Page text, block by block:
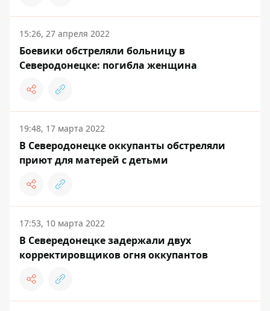
15:26, 27 апреля 2022
Боевики обстреляли больницу в
Северодонецке: погибла женщина
19:48, 17 марта 2022
В Северодонецке оккупанты обстреляли
приют для матерей с детьми
17:53, 10 марта 2022
В Севередонецке задержали двух
корректировщиков огня оккупантов